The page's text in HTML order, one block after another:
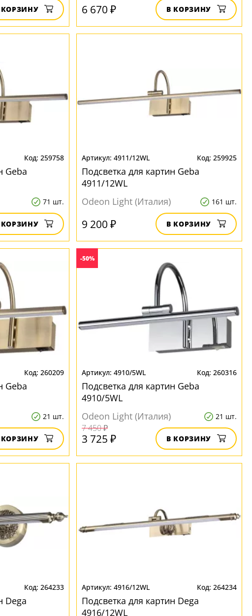
КОРЗИНУ 6 670 ₽ В КОРЗИНУ
259758
Geba
71 шт.
КОРЗИНУ
4911/12WL 259925
Подсветка для картин Geba
4911/12WL
Odeon Light (Италия)
161 шт.
9 200 ₽ В КОРЗИНУ
260209
Geba
21 шт.
КОРЗИНУ
-50%
4910/5WL 260316
Подсветка для картин Geba
4910/5WL
Odeon Light (Италия)
21 шт.
7 450 ₽
3 725 ₽ В КОРЗИНУ
264233
Dega
4916/12WL 264234
Подсветка для картин Dega
4916/12WL